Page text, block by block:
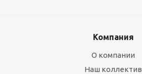
Компания
О компании
Наш коллектив